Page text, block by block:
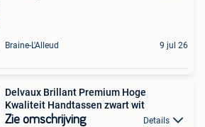
Braine-L'Alleud 9 jul 26
Delvaux Brillant Premium Hoge
Kwaliteit Handtassen zwart wit
Zie omschrijving Details